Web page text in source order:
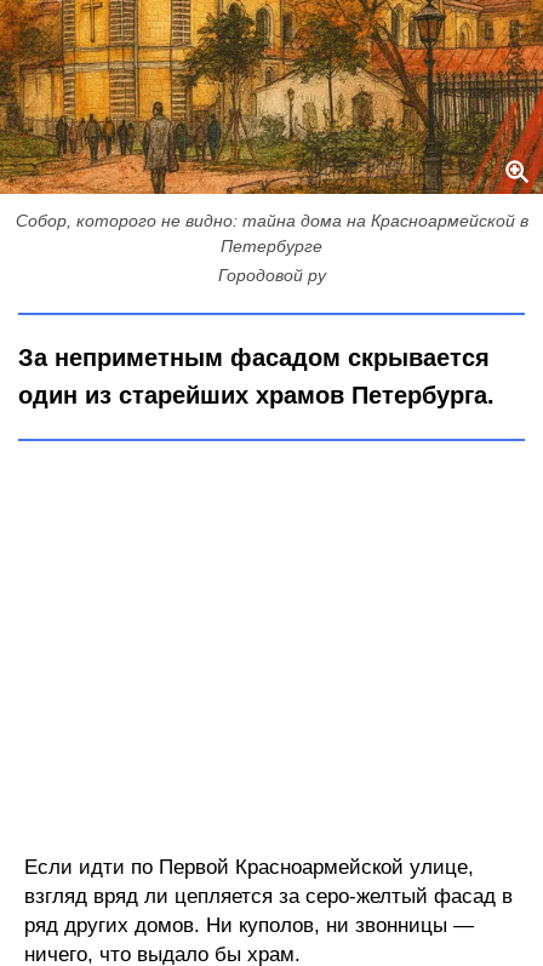
Собор, которого не видно: тайна дома на Красноармейской в
Петербурге
Городовой ру
За неприметным фасадом скрывается
один из старейших храмов Петербурга.
Если идти по Первой Красноармейской улице,
взгляд вряд ли цепляется за серо-желтый фасад в
ряд других домов. Ни куполов, ни звонницы —
ничего, что выдало бы храм.